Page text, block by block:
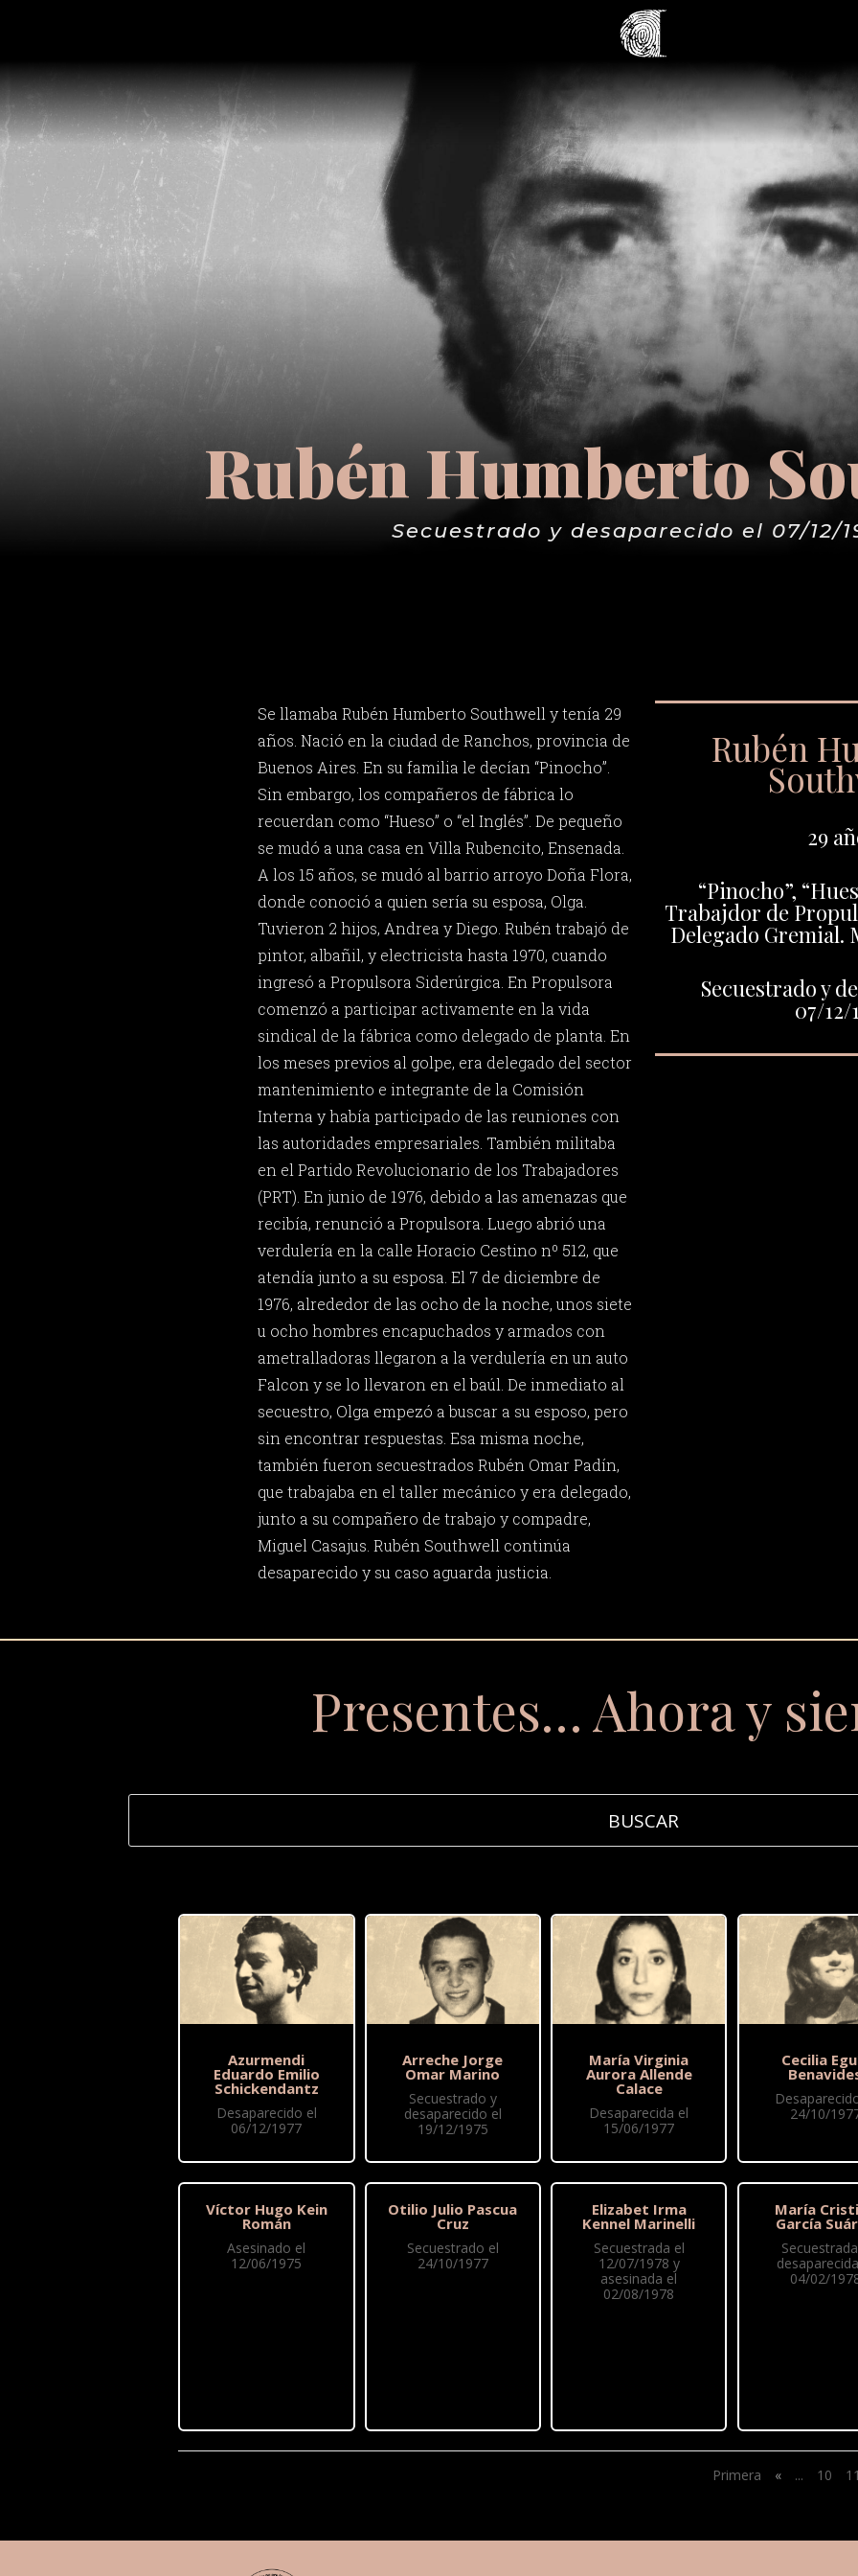
Rubén Humberto
Secuestrado y desaparecido el 07/12/
Se llamaba Rubén Humberto Southwell y tenía 29
años. Nació en la ciudad de Ranchos, provincia de
Buenos Aires. En su familia le decían “Pinocho”.
Sin embargo, los compañeros de fábrica lo
recuerdan como “Hueso” o “el Inglés”. De pequeño
se mudó a una casa en Villa Rubencito, Ensenada.
A los 15 años, se mudó al barrio arroyo Doña Flora,
donde conoció a quien sería su esposa, Olga.
Tuvieron 2 hijos, Andrea y Diego. Rubén trabajó de
pintor, albañil, y electricista hasta 1970, cuando
ingresó a Propulsora Siderúrgica. En Propulsora
comenzó a participar activamente en la vida
sindical de la fábrica como delegado de planta. En
los meses previos al golpe, era delegado del sector
mantenimiento e integrante de la Comisión
Interna y había participado de las reuniones con
las autoridades empresariales. También militaba
en el Partido Revolucionario de los Trabajadores
(PRT). En junio de 1976, debido a las amenazas que
recibía, renunció a Propulsora. Luego abrió una
verdulería en la calle Horacio Cestino nº 512, que
atendía junto a su esposa. El 7 de diciembre de
1976, alrededor de las ocho de la noche, unos siete
u ocho hombres encapuchados y armados con
ametralladoras llegaron a la verdulería en un auto
Falcon y se lo llevaron en el baúl. De inmediato al
secuestro, Olga empezó a buscar a su esposo, pero
sin encontrar respuestas. Esa misma noche,
también fueron secuestrados Rubén Omar Padín,
que trabajaba en el taller mecánico y era delegado,
junto a su compañero de trabajo y compadre,
Miguel Casajus. Rubén Southwell continúa
desaparecido y su caso aguarda justicia.
Rubén
29
“Pinocho”,
Trabajdor de
Delegado Gremial.
Secuestrado y
07/12/
Presentes… Ahora y
Azurmendi
Eduardo Emilio
Schickendantz
Desaparecido el
06/12/1977
Víctor Hugo Kein
Román
Asesinado el
12/06/1975
Arreche Jorge
Omar Marino
Secuestrado y
desaparecido el
19/12/1975
Otilio Julio Pascua
Cruz
Secuestrado el
24/10/1977
María Virginia
Aurora Allende
Calace
Desaparecida el
15/06/1977
Elizabet Irma
Kennel Marinelli
Secuestrada el
12/07/1978 y
asesinada el
02/08/1978
Cecilia
24/10/
María
García
04/02/
Primera « ... 10 11